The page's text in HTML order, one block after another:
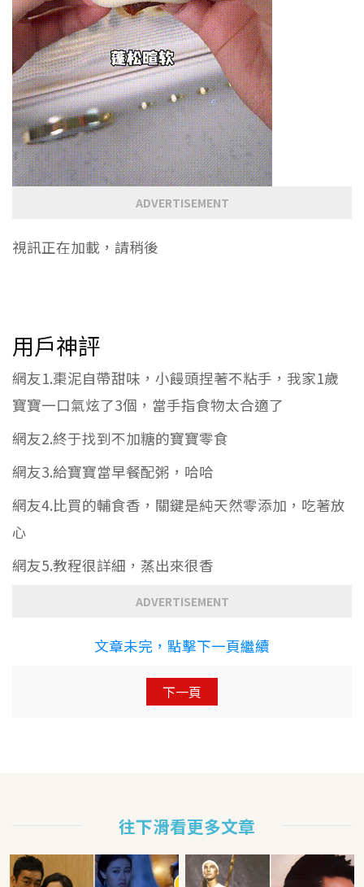
ADVERTISEMENT
視訊正在加載，請稍後
用戶神評
網友1.棗泥自帶甜味，小饅頭捏著不粘手，我家1歲
寶寶一口氣炫了3個，當手指食物太合適了
網友2.終于找到不加糖的寶寶零食
網友3.給寶寶當早餐配粥，哈哈
網友4.比買的輔食香，關鍵是純天然零添加，吃著放
心
網友5.教程很詳細，蒸出來很香
ADVERTISEMENT
文章未完，點擊下一頁繼續
下一頁
往下滑看更多文章